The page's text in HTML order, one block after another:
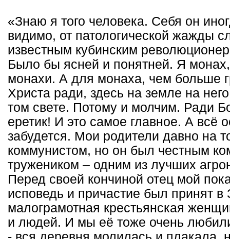
«Знаю я того человека. Себя он
видимо, от патологической жажды
известным кубинским
Было бы ясней и понятней. Я
монахи. А для монаха, чем больше
Христа ради, здесь на земле на
том свете. Потому и молчим. Ради
еретик! И это самое главное. А всё
забудется. Мои родители давно на
коммунистом, но он был честным
тружеником – одним из лучших
Перед своей кончиной отец мой
исповедь и причастие был принят
малограмотная крестьянская
и людей. И мы её тоже очень